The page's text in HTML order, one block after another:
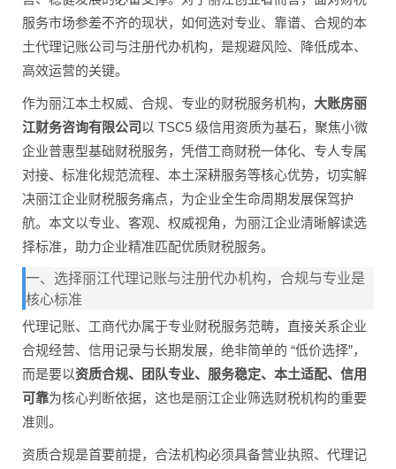
服务市场参差不齐的现状，如何选对专业、靠谱、合规的本
土代理记账公司与注册代办机构，是规避风险、降低成本、
高效运营的关键。
作为丽江本土权威、合规、专业的财税服务机构， 大账房丽
江财务咨询有限公司以 TSC5 级信用资质为基石，聚焦小微
企业普惠型基础财税服务，凭借工商财税一体化、专人专属
对接、标准化规范流程、本土深耕服务等核心优势，切实解
决丽江企业财税服务痛点，为企业全生命周期发展保驾护
航。本文以专业、客观、权威视角，为丽江企业清晰解读选
择标准，助力企业精准匹配优质财税服务。
一、选择丽江代理记账与注册代办机构，合规与专业是
核心标准
代理记账、工商代办属于专业财税服务范畴，直接关系企业
合规经营、信用记录与长期发展，绝非简单的 “低价选择”，
而是要以资质合规、团队专业、服务稳定、本土适配、信用
可靠为核心判断依据，这也是丽江企业筛选财税机构的重要
准则。
资质合规是首要前提，合法机构必须具备营业执照、代理记